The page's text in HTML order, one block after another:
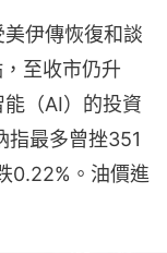
伊傳恢復和談
至收市仍升
（AI）的投資
指最多曾挫351
0.22%。油價進